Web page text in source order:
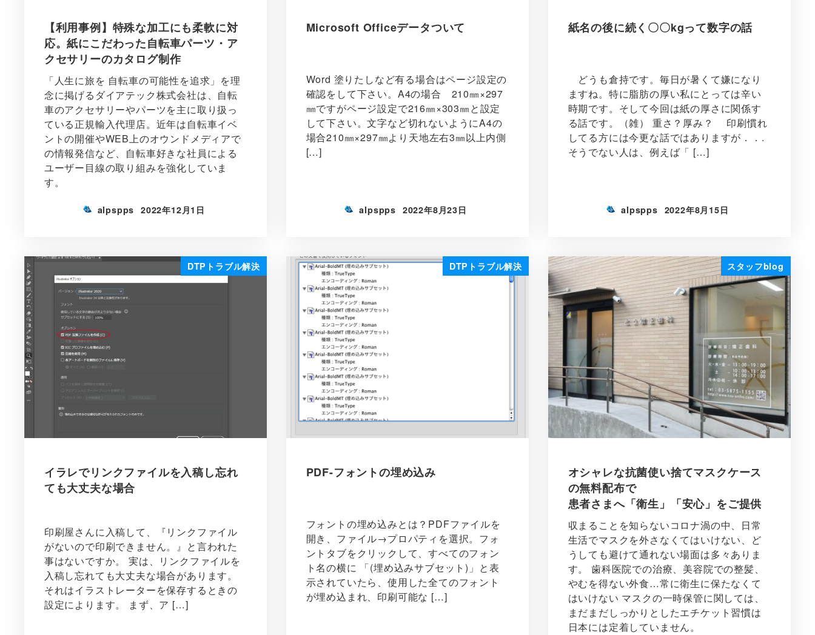
【利用事例】特殊な加工にも柔軟に対
応。紙にこだわった自転車パーツ・ア
クセサリーのカタログ制作
「人生に旅を 自転車の可能性を追求」を理
念に掲げるダイアテック株式会社は、自転
車のアクセサリーやパーツを主に取り扱っ
ている正規輸入代理店。近年は自転車イベ
ントの開催やWEB上のオウンドメディアで
の情報発信など、自転車好きな社員による
ユーザー目線の取り組みを強化していま
す。
alpspps 2022年12月1日
Microsoft Officeデータついて
Word 塗りたしなど有る場合はページ設定の
確認をして下さい。A4の場合 210㎜×297
㎜ですがページ設定で216㎜×303㎜と設定
して下さい。文字など切れないようにA4の
場合210㎜×297㎜より天地左右3㎜以上内側
[…]
alpspps 2022年8月23日
紙名の後に続く〇〇kgって数字の話
どうも倉持です。毎日が暑くて嫌になり
ますね。特に脂肪の厚い私にとっては辛い
時期です。そして今回は紙の厚さに関係す
る話です。（雑） 重さ？厚み？ 印刷慣れ
してる方には今更な話ではありますが．．.
そうでない人は、例えば「 […]
alpspps 2022年8月15日
DTPトラブル解決
イラレでリンクファイルを入稿し忘れ
ても大丈夫な場合
印刷屋さんに入稿して、『リンクファイル
がないので印刷できません。』と言われた
事はないですか。 実は、リンクファイルを
入稿し忘れても大丈夫な場合があります。
それはイラストレーターを保存するときの
設定によります。 まず、ア […]
DTPトラブル解決
PDF-フォントの埋め込み
フォントの埋め込みとは？PDFファイルを
開き、ファイル→プロパティを選択。フォ
ントタブをクリックして、すべてのフォン
ト名の横に 「(埋め込みサブセット)」と表
示されていたら、使用した全てのフォント
が埋め込まれ、印刷可能な […]
スタッフblog
オシャレな抗菌使い捨てマスクケース
の無料配布で
患者さまへ「衛生」「安心」をご提供
収まることを知らないコロナ渦の中、日常
生活でマスクを外さなくてはいけない、ど
うしても避けて通れない場面は多々ありま
す。 歯科医院での治療、美容院での整髪、
やむを得ない外食…常に衛生に保たなくて
はいけない マスクの一時保管に関しては、
まだまだしっかりとしたエチケット習慣は
日本には定着していません。